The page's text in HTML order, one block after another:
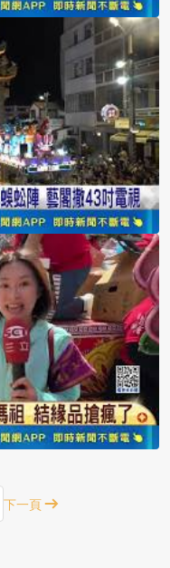
下一頁